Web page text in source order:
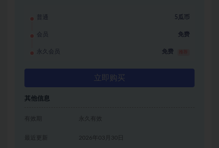
普通 5瓜币
会员 免费
永久会员 免费
立即购买
其他信息
有效期 永久有效
2026年03月30日